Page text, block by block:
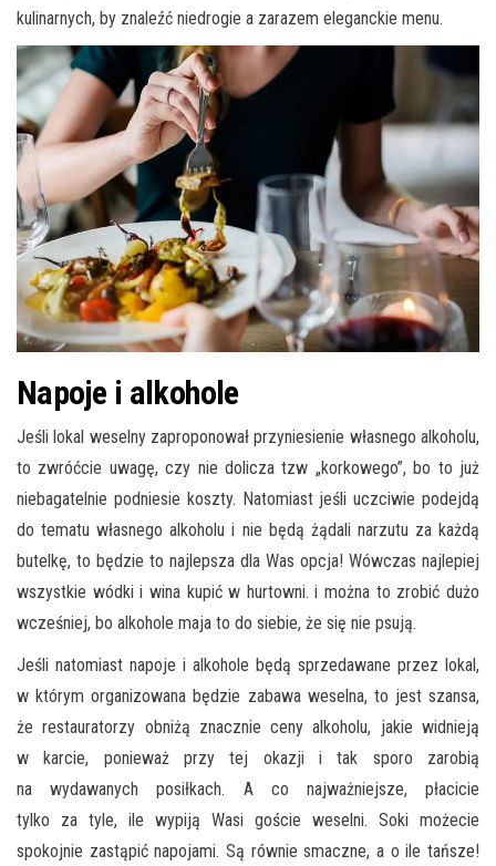
kulinarnych, by znaleźć niedrogie a zarazem eleganckie menu.
Napoje i alkohole
Jeśli lokal weselny zaproponował przyniesienie własnego alkoholu,
to zwróćcie uwagę, czy nie dolicza tzw „korkowego”, bo to już
niebagatelnie podniesie koszty. Natomiast jeśli uczciwie podejdą
do tematu własnego alkoholu i nie będą żądali narzutu za każdą
butelkę, to będzie to najlepsza dla Was opcja! Wówczas najlepiej
wszystkie wódki i wina kupić w hurtowni. i można to zrobić dużo
wcześniej, bo alkohole maja to do siebie, że się nie psują.
Jeśli natomiast napoje i alkohole będą sprzedawane przez lokal,
w którym organizowana będzie zabawa weselna, to jest szansa,
że restauratorzy obniżą znacznie ceny alkoholu, jakie widnieją
w karcie, ponieważ przy tej okazji i tak sporo zarobią
na wydawanych posiłkach. A co najważniejsze, płacicie
tylko za tyle, ile wypiją Wasi goście weselni. Soki możecie
spokojnie zastąpić napojami. Są równie smaczne, a o ile tańsze!